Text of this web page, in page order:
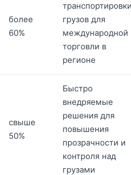
более
60%
грузов для
международной
торговли в
регионе
свыше
50%
Быстро
внедряемые
решения для
повышения
прозрачности и
контроля над
грузами